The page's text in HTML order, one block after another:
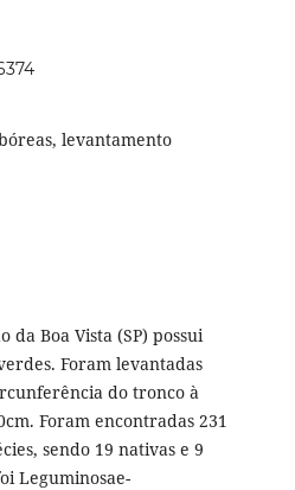
levantamento
da Boa Vista (SP) possui
Foram levantadas
do tronco à
Foram encontradas 231
sendo 19 nativas e 9
Leguminosae-